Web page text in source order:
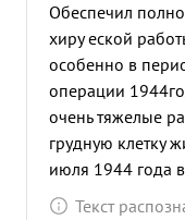
Обеспечил
хиру еской
особенно в
операции
очень тяжелые
грудную клетку
июля 1944 года в
излечение 7.700
Текст